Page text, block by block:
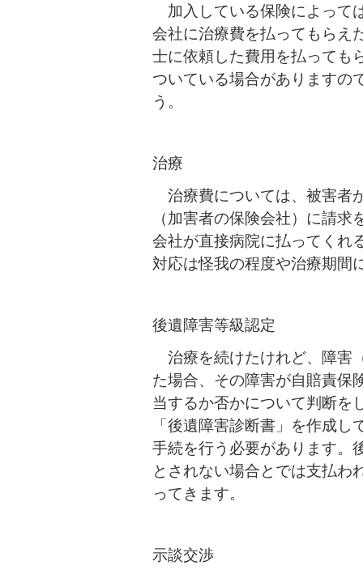
加入している保険によって
会社に治療費を払ってもらえ
士に依頼した費用を払っても
ついている場合がありますの
う。
治療
治療費については、被害者
（加害者の保険会社）に請
会社が直接病院に払ってくれ
対応は怪我の程度や治療期間
後遺障害等級認定
治療を続けたけれど、障害
た場合、その障害が自賠責保
当するか否かについて判断を
「後遺障害診断書」を作成
手続を行う必要があります。
とされない場合とでは支払わ
ってきます。
示談交渉